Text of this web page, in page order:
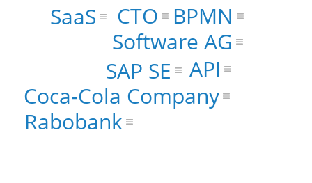
SAP SE
Software AG
Coca-Cola Company
Rabobank
API
SaaS BPMN
CTO